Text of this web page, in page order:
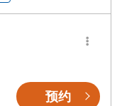
预约